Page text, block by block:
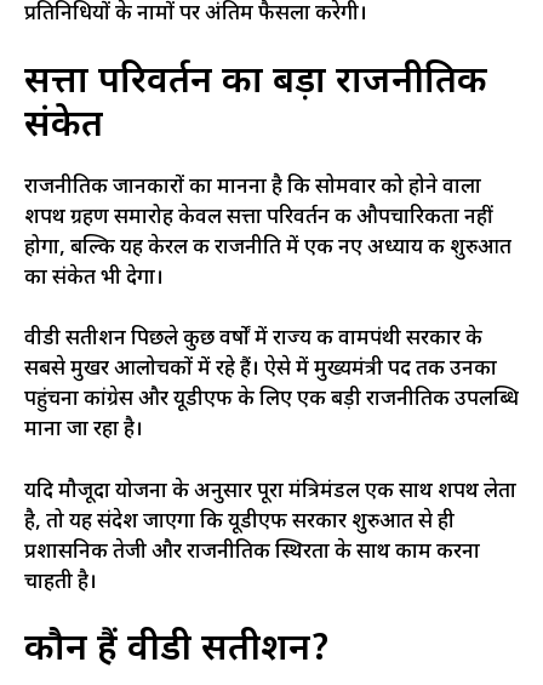
प्रतिनिधियों के नामों पर अंतिम फैसला करेगी।
सत्ता परिवर्तन का बड़ा राजनीतिक
संकेत
राजनीतिक जानकारों का मानना है कि सोमवार को होने वाला
शपथ ग्रहण समारोह केवल सत्ता परिवर्तन की औपचारिकता नहीं
होगा, बल्कि यह केरल की राजनीति में एक नए अध्याय की शुरुआत
का संकेत भी देगा।
वीडी सतीशन पिछले कुछ वर्षों में राज्य की वामपंथी सरकार के
सबसे मुखर आलोचकों में रहे हैं। ऐसे में मुख्यमंत्री पद तक उनका
पहुंचना कांग्रेस और यूडीएफ के लिए एक बड़ी राजनीतिक उपलब्धि
माना जा रहा है।
यदि मौजूदा योजना के अनुसार पूरा मंत्रिमंडल एक साथ शपथ लेता
है, तो यह संदेश जाएगा कि यूडीएफ सरकार शुरुआत से ही
प्रशासनिक तेजी और राजनीतिक स्थिरता के साथ काम करना
चाहती है।
कौन हैं वीडी सतीशन?